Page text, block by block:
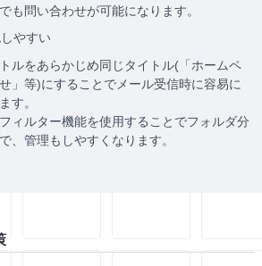
も問い合わせが可能になります。
やすい
ルをあらかじめ同じタイトル(「ホームペ
」等)にすることでメール受信時に容易に
す。
ィルター機能を使用することでフォルダ分
、管理もしやすくなります。